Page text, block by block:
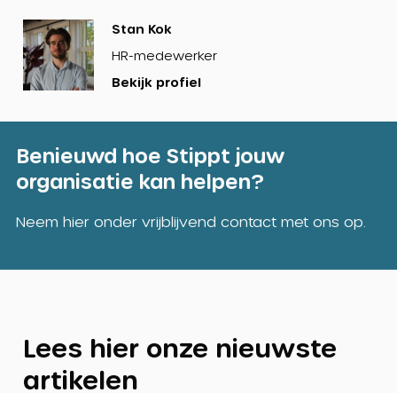
Stan Kok
HR-medewerker
Bekijk
profiel
Bekijk profiel
Benieuwd hoe Stippt jouw
organisatie kan helpen?
Neem hier onder vrijblijvend contact met ons op.
Lees hier onze nieuwste
artikelen